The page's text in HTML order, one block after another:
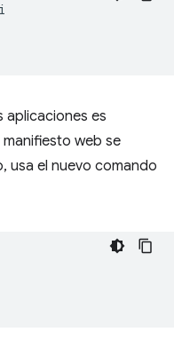
aplicaciones es
web se
usa el nuevo comando